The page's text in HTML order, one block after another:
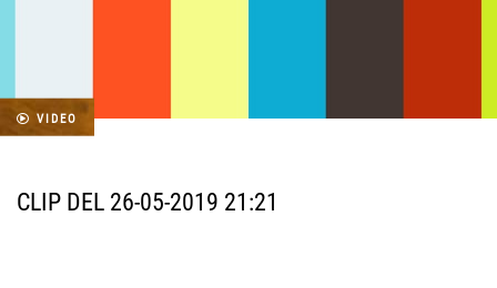
VIDEO
CLIP DEL 26-05-2019 21:21